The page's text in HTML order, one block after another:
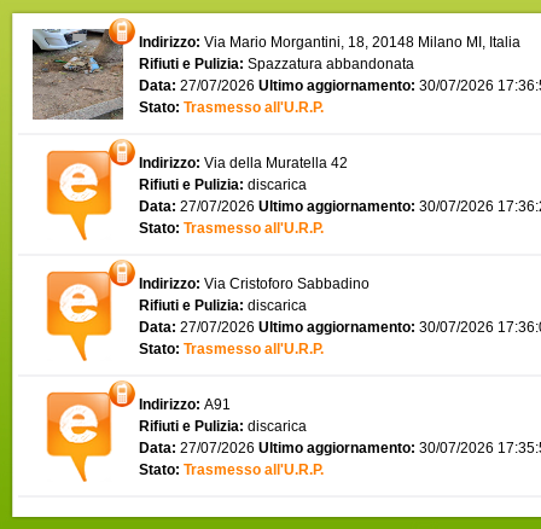
Indirizzo: Via Mario Morgantini, 18, 20148 Milano MI, Italia
Rifiuti e Pulizia: Spazzatura abbandonata
Data: 27/07/2026 Ultimo aggiornamento: 30/07/2026
Stato: Trasmesso all'U.R.P.
Indirizzo: Via della Muratella 42
Rifiuti e Pulizia: discarica
Data: 27/07/2026 Ultimo aggiornamento: 30/07/2026
Stato: Trasmesso all'U.R.P.
Indirizzo: Via Cristoforo Sabbadino
Rifiuti e Pulizia: discarica
Data: 27/07/2026 Ultimo aggiornamento: 30/07/2026
Stato: Trasmesso all'U.R.P.
Indirizzo: A91
Rifiuti e Pulizia: discarica
Data: 27/07/2026 Ultimo aggiornamento: 30/07/2026
Stato: Trasmesso all'U.R.P.